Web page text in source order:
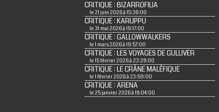
CRITIQUE : BIZARROFILIA
le 21 juin 2026 à 15:36:00
CRITIQUE : KARUPPU
le 31 mai 2026 à 19:17:00
CRITIQUE : GALLOWWALKERS
le 1 mars 2026 à 19:57:00
CRITIQUE : LES VOYAGES DE GULLIVER
le 15 février 2026 à 23:28:00
CRITIQUE : LE CRÂNE MALÉFIQUE
le 1 février 2026 à 23:59:00
CRITIQUE : ARENA
le 25 janvier 2026 à 18:04:00